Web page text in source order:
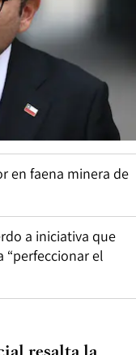
en faena minera de
a iniciativa que
“perfeccionar el